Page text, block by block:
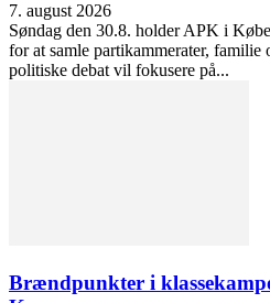
7. august 2026
Søndag den 30.8. holder APK i
for at samle partikammerater, familie
politiske debat vil fokusere på...
Brændpunkter i